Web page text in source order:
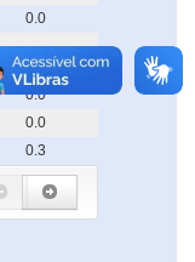
0.0
0.0
0.0
0.0
0.3